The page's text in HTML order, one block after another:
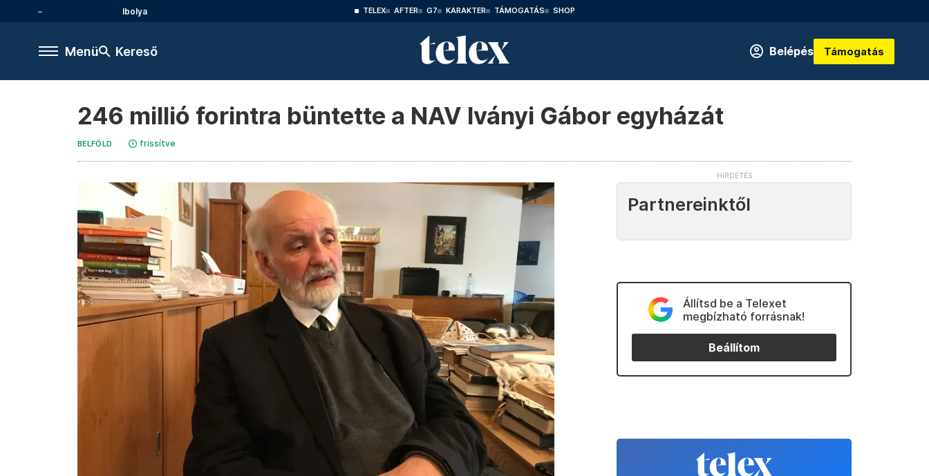
Ibolya TELEX AFTER G7 KARAKTER TÁMOGATÁS SHOP
Menü Kereső Belépés Támogatás
246 millió forintra büntette a NAV Iványi Gábor egyházát
BELFÖLD frissítve
Partnereinktől
Állítsd be a Telexet
megbízható forrásnak!
Beállítom